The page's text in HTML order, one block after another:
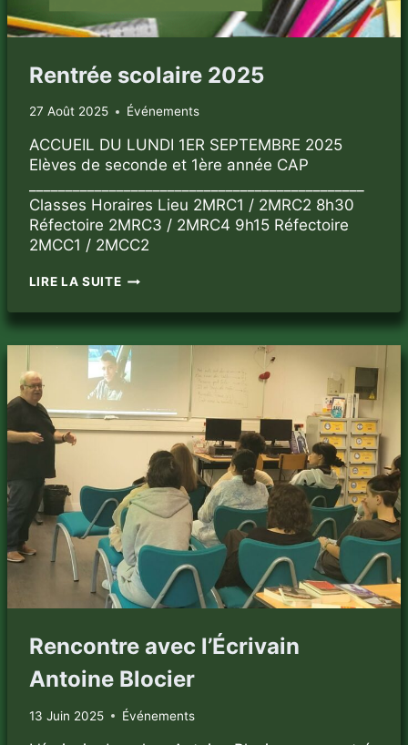
Rentrée scolaire 2025
27 Août 2025 Événements
ACCUEIL DU LUNDI 1ER SEPTEMBRE 2025
Elèves de seconde et 1ère année CAP
Classes Horaires Lieu 2MRC1 / 2MRC2 8h30
Réfectoire 2MRC3 / 2MRC4 9h15 Réfectoire
2MCC1 / 2MCC2
LIRE LA SUITERENTRÉE
2025
Rencontre avec l’Écrivain
Antoine Blocier
13 Juin 2025 Événements